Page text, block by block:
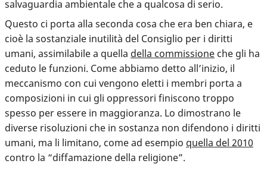
salvaguardia ambientale che a qualcosa di serio.
Questo ci porta alla seconda cosa che era ben chiara, e
cioè la sostanziale inutilità del Consiglio per i diritti
umani, assimilabile a quella della commissione che gli ha
ceduto le funzioni. Come abbiamo detto all’inizio, il
meccanismo con cui vengono eletti i membri porta a
composizioni in cui gli oppressori finiscono troppo
spesso per essere in maggioranza. Lo dimostrano le
diverse risoluzioni che in sostanza non difendono i diritti
umani, ma li limitano, come ad esempio quella del 2010
contro la “diffamazione della religione”.